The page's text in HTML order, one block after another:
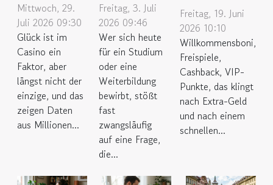
Mittwoch, 29.
Juli 2026 09:30
Glück ist im
Casino ein
Faktor, aber
längst nicht der
einzige, und das
zeigen Daten
aus Millionen...
Freitag, 3. Juli
2026 09:46
Wer sich heute
für ein Studium
oder eine
Weiterbildung
bewirbt, stößt
fast
zwangsläufig
auf eine Frage,
die...
Freitag, 19. Juni
2026 10:10
Willkommensboni,
Freispiele,
Cashback, VIP-
Punkte, das klingt
nach Extra-Geld
und nach einem
schnellen...